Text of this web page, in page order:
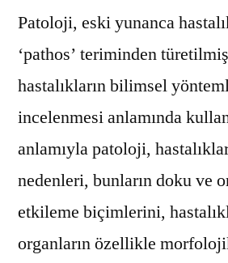
Patoloji, eski yunanca
‘pathos’ teriminden
hastalıkların bilimsel
incelenmesi anlamında
anlamıyla patoloji,
nedenleri, bunların doku ve
etkileme biçimlerini,
organların özellikle